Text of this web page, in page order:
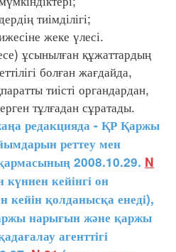
тиімділігі;
жеке үлесі.
ұсынылған құжаттардың
болған жағдайда,
тиісті органдардан,
тұлғадан сұратады.
редакцияда - ҚР Қаржы
реттеу мен
2008.10.29. N
кейінгі он
кейін қолданысқа енеді),
нарығын және қаржы
агенттігі